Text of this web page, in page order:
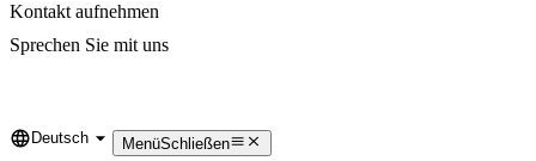
Kontakt aufnehmen
Sprechen Sie mit uns
Language
Deutsch MenüSchließen